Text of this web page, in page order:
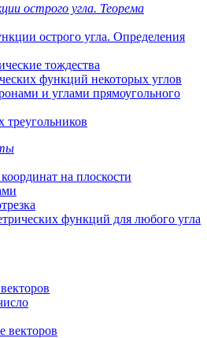
острого угла. Теорема
острого угла. Определения
тождества
функций некоторых углов
и углами прямоугольного
на плоскости
функций для любого угла
векторов